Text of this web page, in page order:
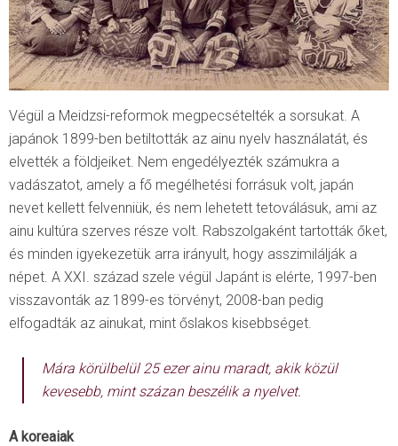
Végül a Meidzsi-reformok megpecsételték a sorsukat. A
japánok 1899-ben betiltották az ainu nyelv használatát, és
elvették a földjeiket. Nem engedélyezték számukra a
vadászatot, amely a fő megélhetési forrásuk volt, japán
nevet kellett felvenniük, és nem lehetett tetoválásuk, ami az
ainu kultúra szerves része volt. Rabszolgaként tartották őket,
és minden igyekezetük arra irányult, hogy asszimilálják a
népet. A XXI. század szele végül Japánt is elérte, 1997-ben
visszavonták az 1899-es törvényt, 2008-ban pedig
elfogadták az ainukat, mint őslakos kisebbséget.
Mára körülbelül 25 ezer ainu maradt, akik közül
kevesebb, mint százan beszélik a nyelvet.
A koreaiak